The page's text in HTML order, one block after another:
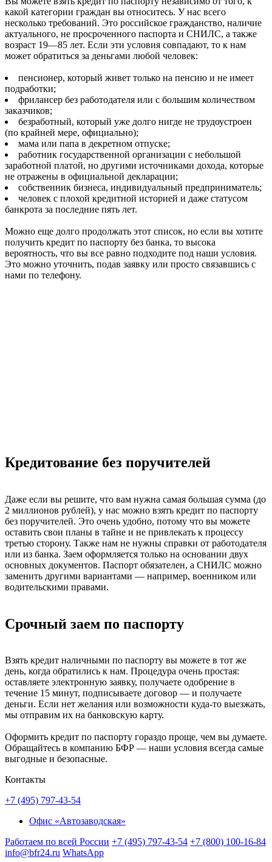
какой категории граждан вы относитесь. У нас всего
несколько требований. Это российское гражданство, наличие
актуального, не просроченного паспорта и СНИЛС, а также
возраст 19—85 лет. Если эти условия совпадают, то к нам
может обратиться за деньгами любой человек:
пенсионер, который живет только на пенсию и не имеет
подработки;
фрилансер без работодателя или с большим количеством
заказчиков;
безработный, который уже долго нигде не трудоустроен
(по крайней мере, официально);
мама или папа в декретном отпуске;
работник государственной организации с небольшой
заработной платой, но другими источниками дохода, которые
не отражены в официальной декларации;
собственник бизнеса, индивидуальный предприниматель;
человек с плохой кредитной историей и даже статусом
банкрота за последние пять лет.
Можно еще долго продолжать этот список, но если вы хотите
получить кредит по паспорту без банка, то высока
вероятность, что вы все равно подходите под наши условия.
Это можно уточнить, подав заявку или просто связавшись с
нами по телефону.
Кредитование без поручителей
Даже если вы решите, что вам нужна самая большая сумма (до
2 миллионов рублей), у нас можно взять кредит по паспорту
без поручителей. Это очень удобно, потому что вы можете
оставить свои планы в тайне и не привлекать к процессу
третью сторону. Также нам не нужны справки от работодателя
или из банка. Заем оформляется только на основании двух
основных документов. Паспорт обязателен, а СНИЛС можно
заменить другими вариантами — например, военником или
водительскими правами.
Срочный заем по паспорту
Взять кредит наличными по паспорту вы можете в тот же
день, когда обратились к нам. Процедура очень простая:
оставляете электронную заявку, получаете одобрение в
течение 15 минут, подписываете договор — и получаете
деньги. Если нет желания или возможности куда-то выезжать,
мы отправим их на банковскую карту.
Оформить кредит по паспорту гораздо проще, чем вы думаете.
Обращайтесь в компанию БФР — наши условия всегда самые
выгодные и безопасные.
Контакты
+7 (495) 797-43-54
Офис «Автозаводская»
Работаем по всей России +7 (495) 797-43-54 +7 (800) 100-16-84
info@bfr24.ru WhatsApp